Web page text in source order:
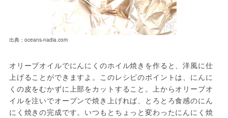
出典：oceans-nadia.com
オリーブオイルでにんにくのホイル焼きを作ると、洋風に仕
上げることができますよ。このレシピのポイントは、にんに
くの皮をむかずに上部をカットすること。上からオリーブオ
イルを注いでオーブンで焼き上げれば、とろとろ食感のにん
にく焼きの完成です。いつもとちょっと変わったにんにく焼